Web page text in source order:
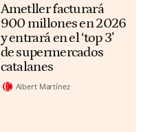
Ametller facturará
900 millones en 2026
y entrará en el ‘top 3’
de supermercados
catalanes
Albert Martínez